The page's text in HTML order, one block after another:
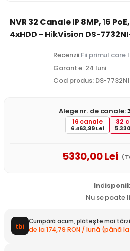
NVR 32 Canale IP 8MP, 16
4xHDD - HikVision DS-
Recenzii:Fii primul care
Garantie: 24 luni
Cod produs: DS-
Alege nr. de canale:
16 canale
6.463,99 Lei
32
5330,00Lei
Nu se poate
Cumpără acum, plătește mai
de la 174,79 RON / lună (până